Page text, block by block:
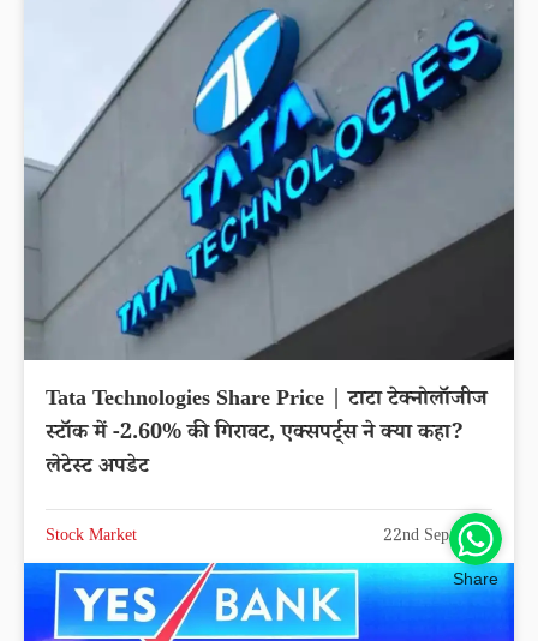
Tata Technologies Share Price | टाटा टेक्नोलॉजीज
स्टॉक में -2.60% की गिरावट, एक्सपर्ट्स ने क्या कहा?
लेटेस्ट अपडेट
Stock Market 22nd Sep 2025
Share